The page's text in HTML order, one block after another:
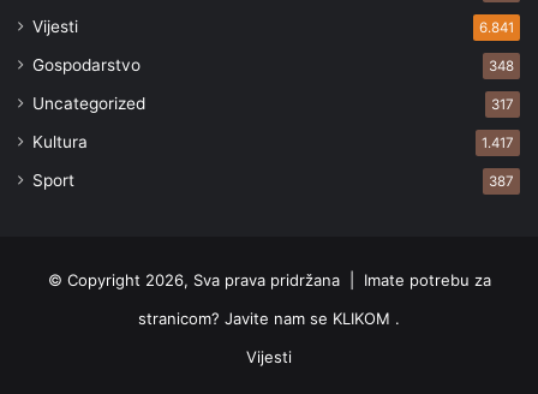
Vijesti 6.841
Gospodarstvo 348
Uncategorized 317
Kultura 1.417
Sport 387
© Copyright 2026, Sva prava pridržana | Imate potrebu za
stranicom? Javite nam se KLIKOM .
Vijesti